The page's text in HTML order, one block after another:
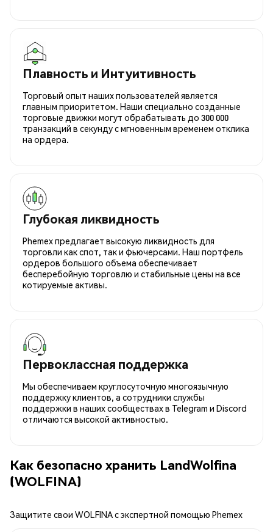
Плавность и Интуитивность
Торговый опыт наших пользователей является
главным приоритетом. Наши специально созданные
торговые движки могут обрабатывать до 300 000
транзакций в секунду с мгновенным временем отклика
на ордера.
Глубокая ликвидность
Phemex предлагает высокую ликвидность для
торговли как спот, так и фьючерсами. Наш портфель
ордеров большого объема обеспечивает
бесперебойную торговлю и стабильные цены на все
котируемые активы.
Первоклассная поддержка
Мы обеспечиваем круглосуточную многоязычную
поддержку клиентов, а сотрудники службы
поддержки в наших сообществах в Telegram и Discord
отличаются высокой активностью.
Как безопасно хранить LandWolfina
(WOLFINA)
Защитите свои WOLFINA с экспертной помощью Phemex